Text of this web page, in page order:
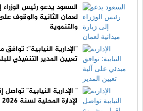
السعود يدعو رئيس الوزراء
لعمان الثانية والوقوف
والتنموية
"الإدارية النيابية":
تعيين المدير التنفيذي
" الإدارية النيابية"
الإدارة المحلية لسنة 2026